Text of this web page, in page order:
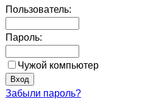
Пользователь:
Пароль:
Чужой компьютер
Забыли пароль?